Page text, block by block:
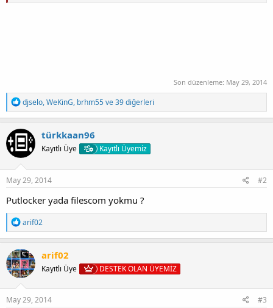
Son düzenleme: May 29, 2014
T
e
p
k
i
l
e
r
:
djselo,WeKinG, brhm55ve 39 diğerleri
türkkaan96
Kayıtlı Üye Kayıtlı Üyemiz
May 29, 2014 #2
Putlocker yada filescom yokmu ?
T
e
p
k
i
l
e
r
:
arif02
arif02
Kayıtlı Üye DESTEK OLAN ÜYEMİZ
May 29, 2014 #3